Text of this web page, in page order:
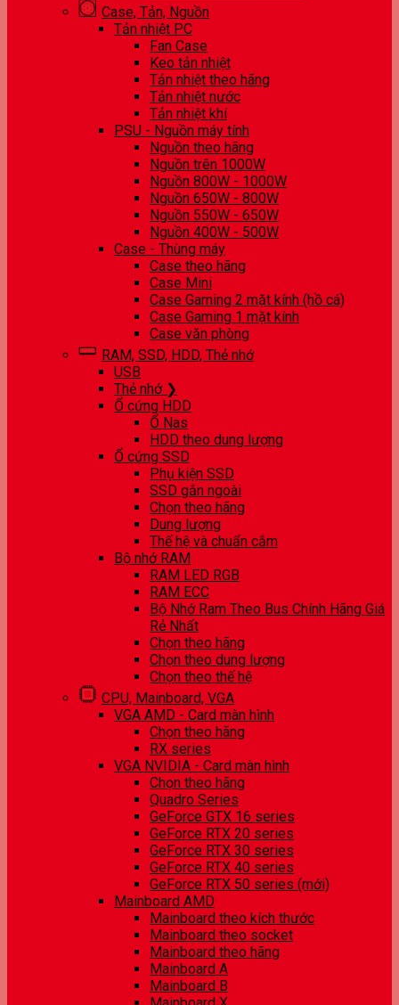
Case, Tản, Nguồn
Tản nhiệt PC
Fan Case
Keo tản nhiệt
Tản nhiệt theo hãng
Tản nhiệt nước
Tản nhiệt khí
PSU - Nguồn máy tính
Nguồn theo hãng
Nguồn trên 1000W
Nguồn 800W - 1000W
Nguồn 650W - 800W
Nguồn 550W - 650W
Nguồn 400W - 500W
Case - Thùng máy
Case theo hãng
Case Mini
Case Gaming 2 mặt kính (hồ cá)
Case Gaming 1 mặt kính
Case văn phòng
RAM, SSD, HDD, Thẻ nhớ
USB
Thẻ nhớ ❯
Ổ cứng HDD
Ổ Nas
HDD theo dung lượng
Ổ cứng SSD
Phụ kiện SSD
SSD gắn ngoài
Chọn theo hãng
Dung lượng
Thế hệ và chuẩn cắm
Bộ nhớ RAM
RAM LED RGB
RAM ECC
Bộ Nhớ Ram Theo Bus Chính Hãng Giá
Rẻ Nhất
Chọn theo hãng
Chọn theo dung lượng
Chọn theo thế hệ
CPU, Mainboard, VGA
VGA AMD - Card màn hình
Chọn theo hãng
RX series
VGA NVIDIA - Card màn hình
Chọn theo hãng
Quadro Series
GeForce GTX 16 series
GeForce RTX 20 series
GeForce RTX 30 series
GeForce RTX 40 series
GeForce RTX 50 series (mới)
Mainboard AMD
Mainboard theo kích thước
Mainboard theo socket
Mainboard theo hãng
Mainboard A
Mainboard B